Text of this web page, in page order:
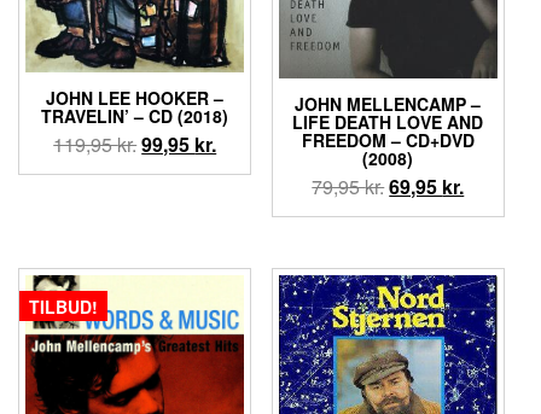
JOHN LEE HOOKER –
TRAVELIN’ – CD (2018)
119,95kr.Den
oprindelige
99,95 kr.Den
aktuelle
JOHN MELLENCAMP ‎–
LIFE DEATH LOVE AND
FREEDOM – CD+DVD
(2008)
79,95kr.Den
oprindelige
var:
79,95 kr..
69,95 kr.Den
aktuelle
er:
69,95 kr..
TILBUD!